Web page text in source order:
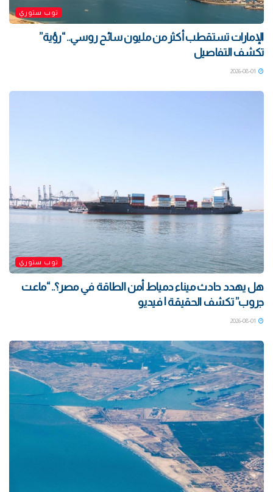
توب ستوري
الإمارات تستقطب أكثر من مليون سائح روسي.. “رؤية”
تكشف التفاصيل
توب ستوري
هل يهدد حادث ميناء دمياط أمن الطاقة في مصر؟.. “ماعت
جروب” تكشف الحقيقة | فيديو